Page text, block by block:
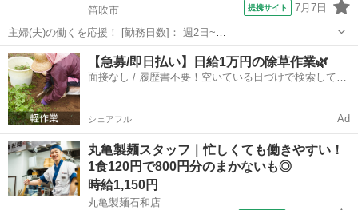
笛吹市
提携サイト 7月7日
主婦(夫)の働くを応援！ [勤務日数]： 週2日~
08:00~17:00/17:00~22:00/22:00~08:00 月/火/水/木/金/土/日 などから選
べます [勤務地・最寄駅]： 山梨県笛吹市石和町広瀬137...
山梨 笛吹市 その他
【急募/即日払い】日給1万円の除草作業🌿
面接なし / 履歴書不要！空いている日づけで検索して即
シェアフル Ad
丸亀製麺スタッフ｜忙しくても働きやすい！
1食120円で800円分のまかないも◎
時給1,150円
丸亀製麺石和店